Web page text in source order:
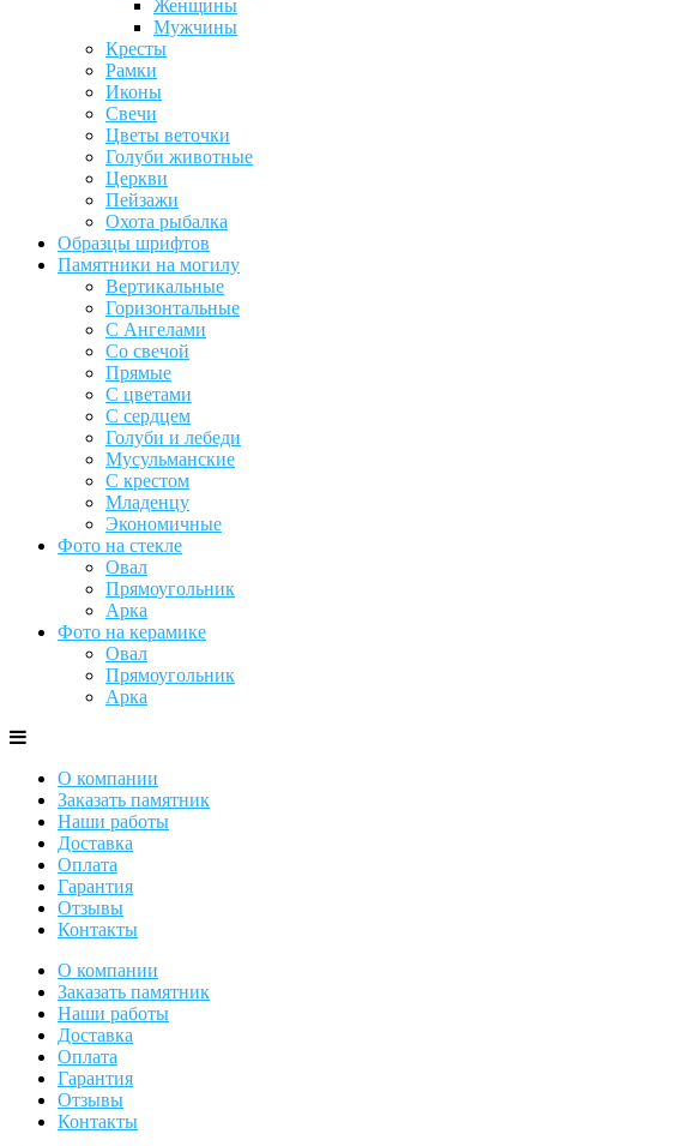
Женщины
Мужчины
Кресты
Рамки
Иконы
Свечи
Цветы веточки
Голуби животные
Церкви
Пейзажи
Охота рыбалка
Образцы шрифтов
Памятники на могилу
Вертикальные
Горизонтальные
С Ангелами
Со свечой
Прямые
С цветами
С сердцем
Голуби и лебеди
Мусульманские
С крестом
Младенцу
Экономичные
Фото на стекле
Овал
Прямоугольник
Арка
Фото на керамике
Овал
Прямоугольник
Арка
О компании
Заказать памятник
Наши работы
Доставка
Оплата
Гарантия
Отзывы
Контакты
О компании
Заказать памятник
Наши работы
Доставка
Оплата
Гарантия
Отзывы
Контакты